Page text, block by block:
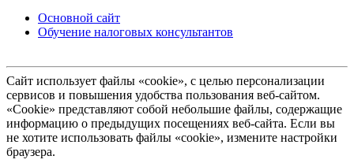
Основной сайт
Обучение налоговых консультантов
Сайт использует файлы «cookie», с целью персонализации
сервисов и повышения удобства пользования веб-сайтом.
«Cookie» представляют собой небольшие файлы, содержащие
информацию о предыдущих посещениях веб-сайта. Если вы
не хотите использовать файлы «cookie», измените настройки
браузера.